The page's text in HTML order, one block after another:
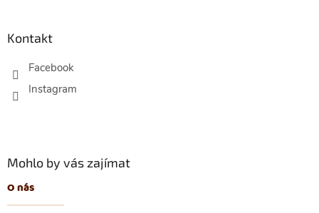
Kontakt
Facebook
Mohlo by vás zajímat
O nás